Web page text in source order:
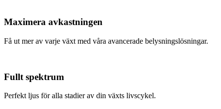
Maximera avkastningen
Få ut mer av varje växt med våra avancerade belysningslösningar.
Fullt spektrum
Perfekt ljus för alla stadier av din växts livscykel.